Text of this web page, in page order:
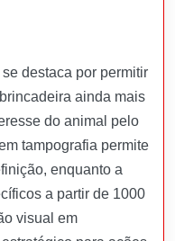
destaca por permitir
ainda mais
do animal pelo
tampografia permite
enquanto a
a partir de 1000
visual em